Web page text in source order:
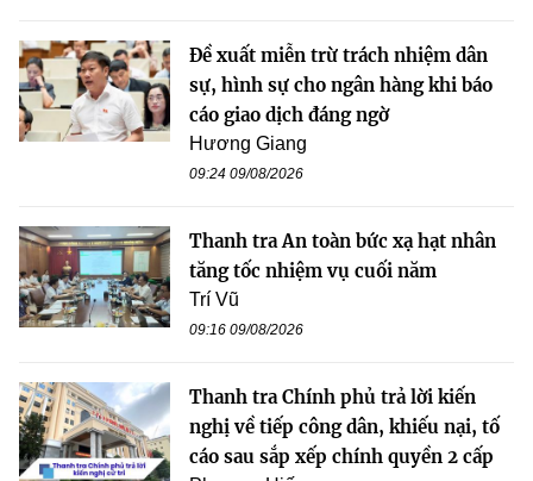
Đề xuất miễn trừ trách nhiệm dân
sự, hình sự cho ngân hàng khi báo
cáo giao dịch đáng ngờ
Hương Giang
09:24 09/08/2026
Thanh tra An toàn bức xạ hạt nhân
tăng tốc nhiệm vụ cuối năm
Trí Vũ
09:16 09/08/2026
Thanh tra Chính phủ trả lời kiến
nghị về tiếp công dân, khiếu nại, tố
cáo sau sắp xếp chính quyền 2 cấp